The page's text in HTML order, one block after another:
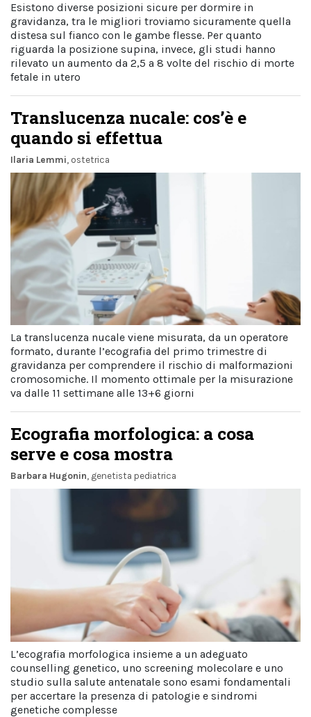
Esistono diverse posizioni sicure per dormire in
gravidanza, tra le migliori troviamo sicuramente quella
distesa sul fianco con le gambe flesse. Per quanto
riguarda la posizione supina, invece, gli studi hanno
rilevato un aumento da 2,5 a 8 volte del rischio di morte
fetale in utero
Translucenza nucale: cos’è e
quando si effettua
Ilaria Lemmi, ostetrica
La translucenza nucale viene misurata, da un operatore
formato, durante l’ecografia del primo trimestre di
gravidanza per comprendere il rischio di malformazioni
cromosomiche. Il momento ottimale per la misurazione
va dalle 11 settimane alle 13+6 giorni
Ecografia morfologica: a cosa
serve e cosa mostra
Barbara Hugonin, genetista pediatrica
L’ecografia morfologica insieme a un adeguato
counselling genetico, uno screening molecolare e uno
studio sulla salute antenatale sono esami fondamentali
per accertare la presenza di patologie e sindromi
genetiche complesse